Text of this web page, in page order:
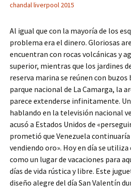
chandal liverpool 2015
Al igual que con la mayoría de los
problema era el dinero. Gloriosas
encuentran con rocas volcánicas y
superior, mientras que los jardines
reserva marina se reúnen con buzos
parque nacional de La Camarga, la
parece extenderse infinitamente.
hablando en la televisión nacional
acusó a Estados Unidos de
prometió que Venezuela
vendiendo oro». Hoy en día se
como un lugar de vacaciones para
días de vida rústica y libre. Este
diseño alegre del día San Valentín